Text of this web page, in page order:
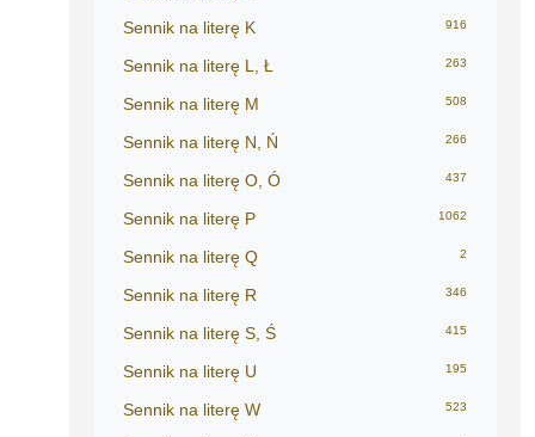
Sennik na literę K 916
Sennik na literę L, Ł 263
Sennik na literę M 508
Sennik na literę N, Ń 266
Sennik na literę O, Ó 437
Sennik na literę P 1062
Sennik na literę Q 2
Sennik na literę R 346
Sennik na literę S, Ś 415
Sennik na literę U 195
Sennik na literę W 523